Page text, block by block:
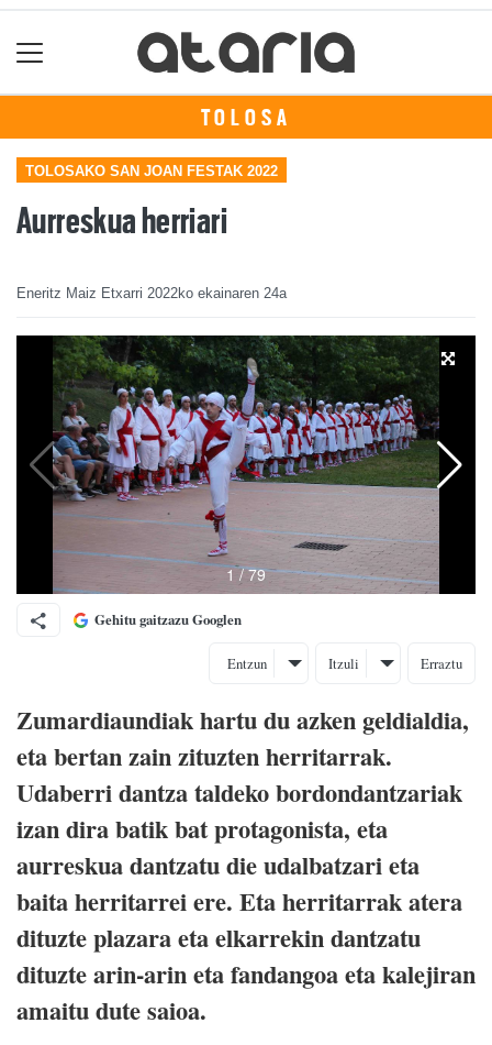
TOLOSA
TOLOSAKO SAN JOAN FESTAK 2022
Aurreskua herriari
Eneritz Maiz Etxarri 2022ko ekainaren 24a
Gehitu gaitzazu Googlen
Entzun Itzuli Erraztu
Zumardiaundiak hartu du azken geldialdia,
eta bertan zain zituzten herritarrak.
Udaberri dantza taldeko bordondantzariak
izan dira batik bat protagonista, eta
aurreskua dantzatu die udalbatzari eta
baita herritarrei ere. Eta herritarrak atera
dituzte plazara eta elkarrekin dantzatu
dituzte arin-arin eta fandangoa eta kalejiran
amaitu dute saioa.